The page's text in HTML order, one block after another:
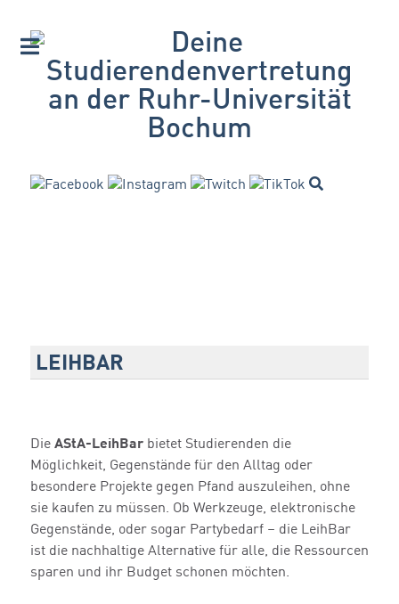
LEIHBAR
Die AStA-LeihBar bietet Studierenden die
Möglichkeit, Gegenstände für den Alltag oder
besondere Projekte gegen Pfand auszuleihen, ohne
sie kaufen zu müssen. Ob Werkzeuge, elektronische
Gegenstände, oder sogar Partybedarf – die LeihBar
ist die nachhaltige Alternative für alle, die Ressourcen
sparen und ihr Budget schonen möchten.